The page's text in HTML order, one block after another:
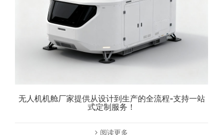
无人机机舱厂家提供从设计到生产的全流程-支持一站
式定制服务！
阅读更多